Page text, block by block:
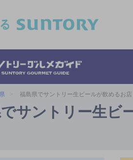
福島県でサントリー生ビールが飲めるお店
サントリー生ビ